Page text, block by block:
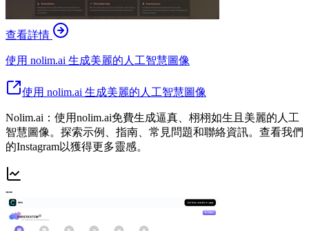
查看詳情
使用 nolim.ai 生成美麗的人工智慧圖像
使用 nolim.ai 生成美麗的人工智慧圖像
Nolim.ai：使用nolim.ai免費生成逼真、栩栩如生且美麗的人工
智慧圖像。探索示例、指南、常見問題和聯絡資訊。查看我們
的Instagram以獲得更多靈感。
--